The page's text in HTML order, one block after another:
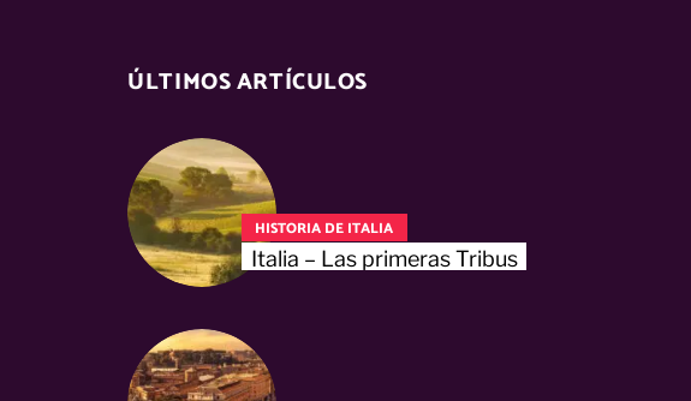
ÚLTIMOS ARTÍCULOS
HISTORIA DE ITALIA
Italia – Las primeras Tribus